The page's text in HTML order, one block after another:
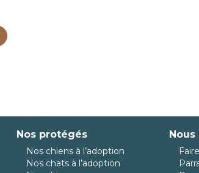
Nos protégés
Nos chiens à l’adoption
Nos chats à l’adoption